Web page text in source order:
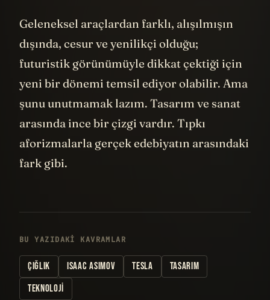
Geleneksel araçlardan farklı, alışılmışın
dışında, cesur ve yenilikçi olduğu;
futuristik görünümüyle dikkat çektiği için
yeni bir dönemi temsil ediyor olabilir. Ama
şunu unutmamak lazım. Tasarım ve sanat
arasında ince bir çizgi vardır. Tıpkı
aforizmalarla gerçek edebiyatın arasındaki
fark gibi.
BU YAZIDAKI KAVRAMLAR
ÇIĞLIK ISAAC ASIMOV TESLA
TASARIM
TEKNOLOJI